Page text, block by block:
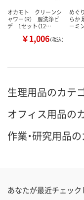
オカモト クリーンシ
ャワー（R） 膣洗浄ビ
デ 1セット（12…
￥1,006（税込）
めぐ
らか
ーミ
生理用品のカテ
オフィス用品の
作業・研究用品
あなたが最近チェック